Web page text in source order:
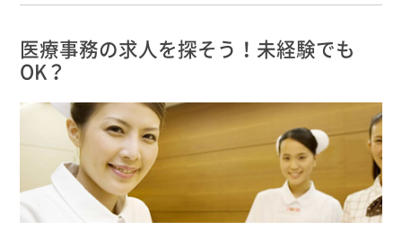
医療事務の求人を探そう！未経験でも
OK？